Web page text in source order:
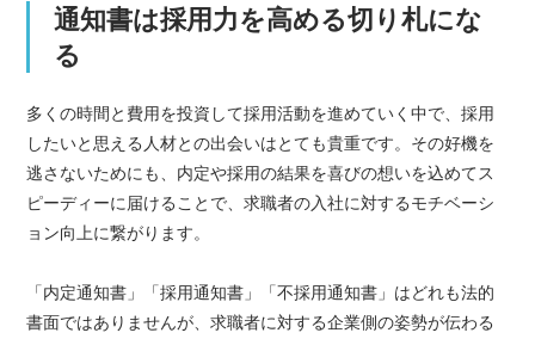
通知書は採用力を高める切り札にな
る
多くの時間と費用を投資して採用活動を進めていく中で、採用
したいと思える人材との出会いはとても貴重です。その好機を
逃さないためにも、内定や採用の結果を喜びの想いを込めてス
ピーディーに届けることで、求職者の入社に対するモチベーシ
ョン向上に繋がります。
「内定通知書」「採用通知書」「不採用通知書」はどれも法的
書面ではありませんが、求職者に対する企業側の姿勢が伝わる